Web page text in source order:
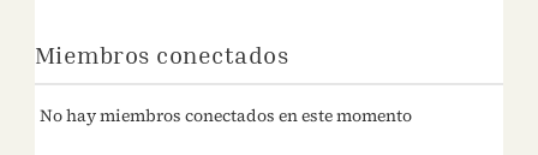
Miembros conectados
No hay miembros conectados en este momento